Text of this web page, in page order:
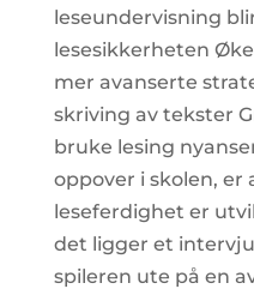
leseundervisning
lesesikkerheten
mer avanserte
skriving av tekster
bruke lesing
oppover i skolen,
leseferdighet er
det ligger et
spileren ute på en